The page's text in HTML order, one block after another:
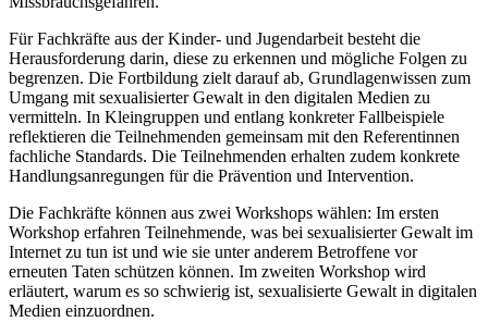
Für Fachkräfte aus der Kinder- und Jugendarbeit besteht die
Herausforderung darin, diese zu erkennen und mögliche Folgen zu
begrenzen. Die Fortbildung zielt darauf ab, Grundlagenwissen zum
Umgang mit sexualisierter Gewalt in den digitalen Medien zu
vermitteln. In Kleingruppen und entlang konkreter Fallbeispiele
reflektieren die Teilnehmenden gemeinsam mit den Referentinnen
fachliche Standards. Die Teilnehmenden erhalten zudem konkrete
Handlungsanregungen für die Prävention und Intervention.
Die Fachkräfte können aus zwei Workshops wählen: Im ersten
Workshop erfahren Teilnehmende, was bei sexualisierter Gewalt im
Internet zu tun ist und wie sie unter anderem Betroffene vor
erneuten Taten schützen können. Im zweiten Workshop wird
erläutert, warum es so schwierig ist, sexualisierte Gewalt in digitalen
Medien einzuordnen.